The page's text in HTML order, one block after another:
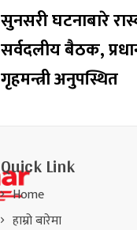
सुनसरी घटनाबारे
सर्वदलीय बैठक,
गृहमन्त्री अनुपस्थित
Quick Link
Home
हाम्रो बारेमा